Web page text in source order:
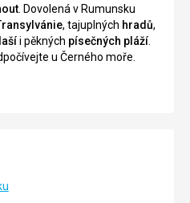
. Dovolená v Rumunsku
, tajuplných hradů,
i pěkných písečných pláží
u Černého moře.